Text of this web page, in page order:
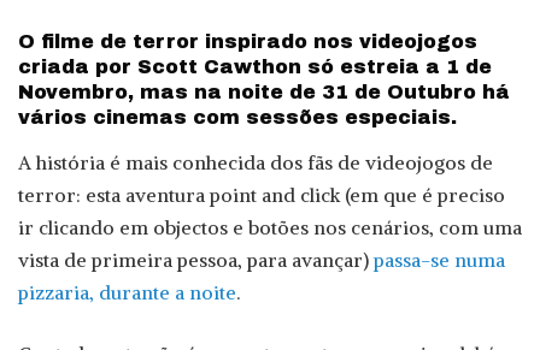
O filme de terror inspirado nos videojogos
criada por Scott Cawthon só estreia a 1 de
Novembro, mas na noite de 31 de Outubro há
vários cinemas com sessões especiais.
A história é mais conhecida dos fãs de videojogos de
terror: esta aventura point and click (em que é preciso
ir clicando em objectos e botões nos cenários, com uma
vista de primeira pessoa, para avançar)passa-se numa
pizzaria, durante a noite.